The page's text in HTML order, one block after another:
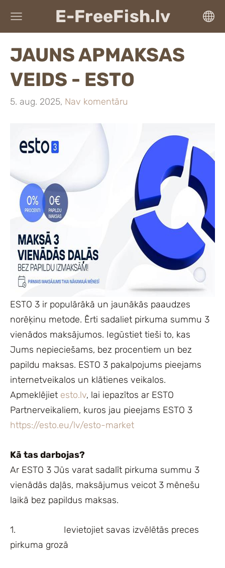
E-FreeFish.lv
JAUNS APMAKSAS
VEIDS - ESTO
5. aug. 2025, Nav komentāru
ESTO 3 ir populārākā un jaunākās paaudzes
norēķinu metode. Ērti sadaliet pirkuma summu 3
vienādos maksājumos. Iegūstiet tieši to, kas
Jums nepieciešams, bez procentiem un bez
papildu maksas. ESTO 3 pakalpojums pieejams
internetveikalos un klātienes veikalos.
Apmeklējiet esto.lv, lai iepazītos ar ESTO
Partnerveikaliem, kuros jau pieejams ESTO 3
https://esto.eu/lv/esto-market
Kā tas darbojas?
Ar ESTO 3 Jūs varat sadalīt pirkuma summu 3
vienādās daļās, maksājumus veicot 3 mēnešu
laikā bez papildus maksas.
1.
Ievietojiet savas izvēlētās preces
pirkuma grozā